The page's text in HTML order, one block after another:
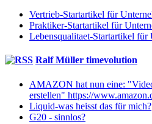
Vertrieb-Startartikel für
Praktiker-Startartikel für
Lebensqualitaet-Startartikel für
Ralf Müller timevolution
AMAZON hat nun eine:
erstellen" https://
Liquid-was heisst das für mich?
G20 - sinnlos?